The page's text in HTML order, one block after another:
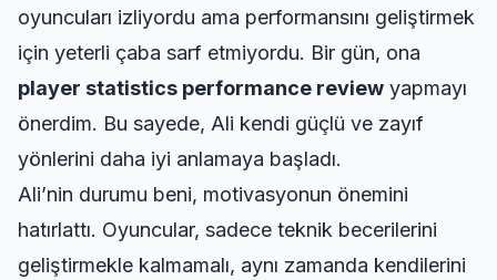
oyuncuları izliyordu ama performansını geliştirmek
için yeterli çaba sarf etmiyordu. Bir gün, ona
player statistics performance review yapmayı
önerdim. Bu sayede, Ali kendi güçlü ve zayıf
yönlerini daha iyi anlamaya başladı.
Ali’nin durumu beni, motivasyonun önemini
hatırlattı. Oyuncular, sadece teknik becerilerini
geliştirmekle kalmamalı, aynı zamanda kendilerini